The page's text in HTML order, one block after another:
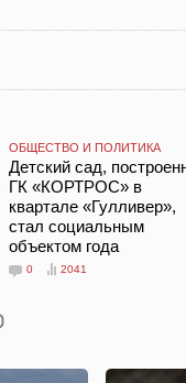
ОБЩЕСТВО И ПОЛИТИКА
Детский сад,
ГК «КОРТРОС» в
квартале «Гулливер»,
стал социальным
объектом года
0 2041